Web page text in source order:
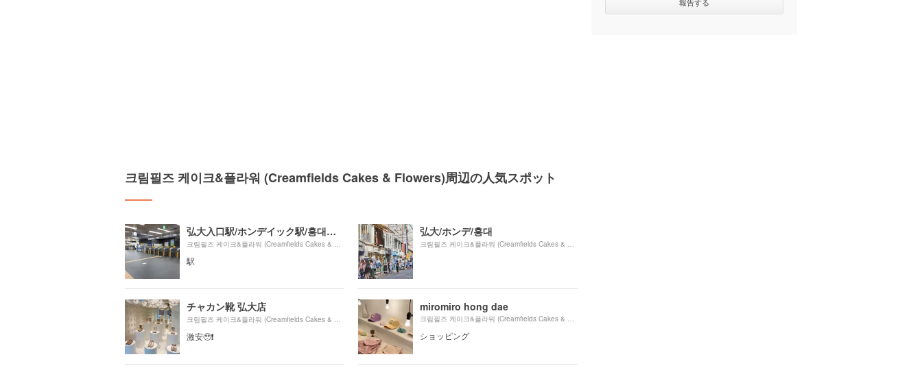
크림필즈 케이크&플라워 (Creamfields Cakes & Flowers)周辺の人気スポット
弘大入口駅/ホンデイック駅/홍대입구역
크림필즈 케이크&플라워 (Creamfields Cakes & Flowers)より約 1280m（徒歩22分）
駅
弘大/ホンデ/홍대
크림필즈 케이크&플라워 (Creamfields Cakes & Flowers)より約
チャカン靴 弘大店
크림필즈 케이크&플라워 (Creamfields Cakes & Flowers)より約 1490m （徒歩25分）
激安🥹❗️
miromiro hong dae
크림필즈 케이크&플라워 (Creamfields Cakes & Flowers)より約
ショッピング